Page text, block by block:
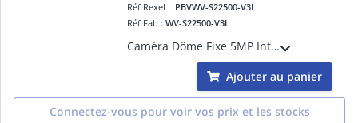
Réf Rexel : PBVWV-S22500-V3L
Réf Fab :WV-S22500-V3L
Caméra Dôme Fixe 5MP Intérieur Antivandale IK10, H265 H264, 0,05 lux Couleur, Led IR 30m, Objectif varifocale motorisé 2.9-9mm, avec plateforme ouverte d'intelligence artificielle
Ajouter au panier
Connectez-vous pour voir vos prix et les stocks